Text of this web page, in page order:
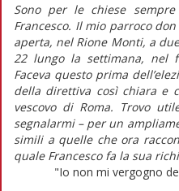
Sono per le chiese
Francesco. Il mio parroco
aperta, nel Rione Monti, a
22 lungo la settimana, nel
Faceva questo prima
della direttiva così chiara e
vescovo di Roma. Trovo
segnalarmi – per un
simili a quelle che ora
quale Francesco fa la sua
"Io non mi vergogno